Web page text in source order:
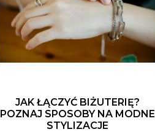
JAK ŁĄCZYĆ BIŻUTERIĘ?
POZNAJ SPOSOBY NA MODNE
STYLIZACJE